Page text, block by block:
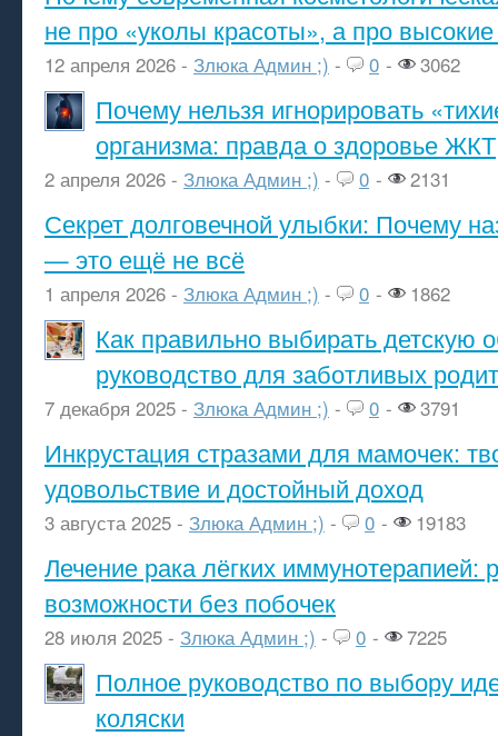
не про «уколы красоты», а про высокие
12 апреля 2026 - Злюка Админ ;) - 0 - 3062
Почему нельзя игнорировать
организма: правда о здоровье ЖКТ
2 апреля 2026 - Злюка Админ ;) - 0 - 2131
Секрет долговечной улыбки: Почему
— это ещё не всё
1 апреля 2026 - Злюка Админ ;) - 0 - 1862
Как правильно выбирать детскую
руководство для заботливых
7 декабря 2025 - Злюка Админ ;) - 0 - 3791
Инкрустация стразами для мамочек:
удовольствие и достойный доход
3 августа 2025 - Злюка Админ ;) - 0 - 19183
Лечение рака лёгких иммунотерапией:
возможности без побочек
28 июля 2025 - Злюка Админ ;) - 0 - 7225
Полное руководство по выбору
коляски